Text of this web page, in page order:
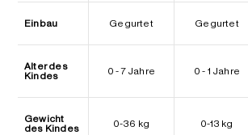
Einbau Gegurtet Gegurtet
Alter des
Kindes
0 - 7 Jahre 0 - 1 Jahre
Gewicht
des Kindes
0-36 kg 0-13 kg